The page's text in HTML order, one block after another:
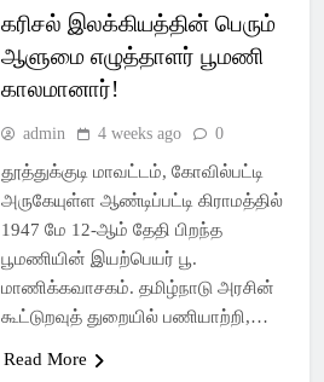
கரிசல் இலக்கியத்தின் பெரும்
ஆளுமை எழுத்தாளர் பூமணி
காலமானார்!
admin 4 weeks ago 0
தூத்துக்குடி மாவட்டம், கோவில்பட்டி
அருகேயுள்ள ஆண்டிப்பட்டி கிராமத்தில்
1947 மே 12-ஆம் தேதி பிறந்த
பூமணியின் இயற்பெயர் பூ.
மாணிக்கவாசகம். தமிழ்நாடு அரசின்
கூட்டுறவுத் துறையில் பணியாற்றி,…
Read More